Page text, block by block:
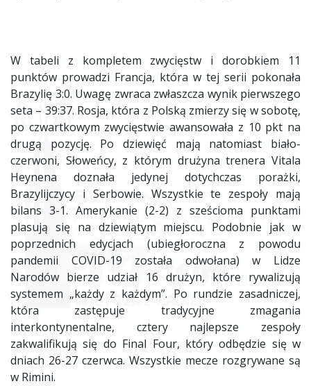
W tabeli z kompletem zwycięstw i dorobkiem 11
punktów prowadzi Francja, która w tej serii pokonała
Brazylię 3:0. Uwagę zwraca zwłaszcza wynik pierwszego
seta – 39:37. Rosja, która z Polską zmierzy się w sobotę,
po czwartkowym zwycięstwie awansowała z 10 pkt na
drugą pozycję. Po dziewięć mają natomiast biało-
czerwoni, Słoweńcy, z którym drużyna trenera Vitala
Heynena doznała jedynej dotychczas porażki,
Brazylijczycy i Serbowie. Wszystkie te zespoły mają
bilans 3-1. Amerykanie (2-2) z sześcioma punktami
plasują się na dziewiątym miejscu. Podobnie jak w
poprzednich edycjach (ubiegłoroczna z powodu
pandemii COVID-19 została odwołana) w Lidze
Narodów bierze udział 16 drużyn, które rywalizują
systemem „każdy z każdym”. Po rundzie zasadniczej,
która zastępuje tradycyjne zmagania
interkontynentalne, cztery najlepsze zespoły
zakwalifikują się do Final Four, który odbędzie się w
dniach 26-27 czerwca. Wszystkie mecze rozgrywane są
w Rimini.